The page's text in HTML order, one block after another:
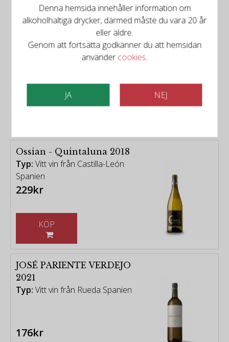
Det finns mer att upptäcka
Relaterade produkter
Ossian - Quintaluna 2018
Typ: Vitt vin från Castilla-León
Spanien
229kr
JOSÉ PARIENTE VERDEJO
2021
Typ: Vitt vin från Rueda Spanien
176kr
Denna hemsida innehåller information om
alkoholhaltiga drycker, därmed måste du vara 20 år
eller äldre.
Genom att fortsätta godkänner du att hemsidan
användercookies.
JA NEJ